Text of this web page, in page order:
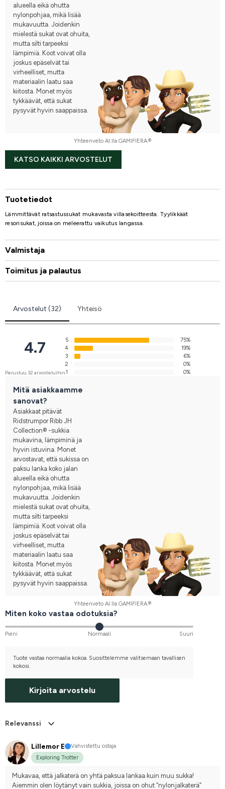
alueella eikä ohutta
nylonpohjaa, mikä lisää
mukavuutta. Joidenkin
mielestä sukat ovat ohuita,
mutta silti tarpeeksi
lämpimiä. Koot voivat olla
joskus epäselvät tai
virheelliset, mutta
materiaalin laatu saa
kiitosta. Monet myös
tykkäävät, että sukat
pysyvät hyvin saappaissa.
Yhteenveto AI:lla GAMIFIERA.®
KATSO KAIKKI ARVOSTELUT
Tuotetiedot
Lämmittävät ratsastussukat mukavasta villasekoitteesta. Tyylikkäät
resorisukat, joissa on meleerattu vaikutus langassa.
Valmistaja
Toimitus ja palautus
Arvostelut (32) Yhteisö
4.7
Perustuu 32 arvosteluihin
5
75%
4
19%
3
6%
2
0%
1
0%
Mitä asiakkaamme
sanovat?
Asiakkaat pitävät
Ridstrumpor Ribb JH
Collection® -sukkia
mukavina, lämpiminä ja
hyvin istuvina. Monet
arvostavat, että sukissa on
paksu lanka koko jalan
alueella eikä ohutta
nylonpohjaa, mikä lisää
mukavuutta. Joidenkin
mielestä sukat ovat ohuita,
mutta silti tarpeeksi
lämpimiä. Koot voivat olla
joskus epäselvät tai
virheelliset, mutta
materiaalin laatu saa
kiitosta. Monet myös
tykkäävät, että sukat
pysyvät hyvin saappaissa.
Yhteenveto AI:lla GAMIFIERA.®
Miten koko vastaa odotuksia?
Pieni Normaali Suuri
Tuote vastaa normaalia kokoa. Suosittelemme valitsemaan tavallisen
kokosi.
Kirjoita arvostelu
Relevanssi
Lillemor E
Vahvistettu ostaja
Exploring Trotter
Mukavaa, että jalkaterä on yhtä paksua lankaa kuin muu sukka!
Aiemmin olen löytänyt vain sukkia, joissa on ohut “nylonjalkaterä”